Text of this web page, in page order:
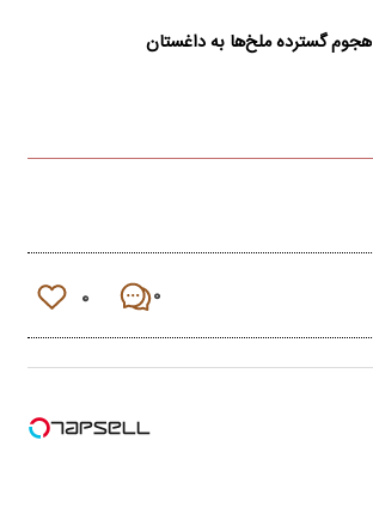
هجوم گسترده ملخ‌ها به داغستان
۰ ۰